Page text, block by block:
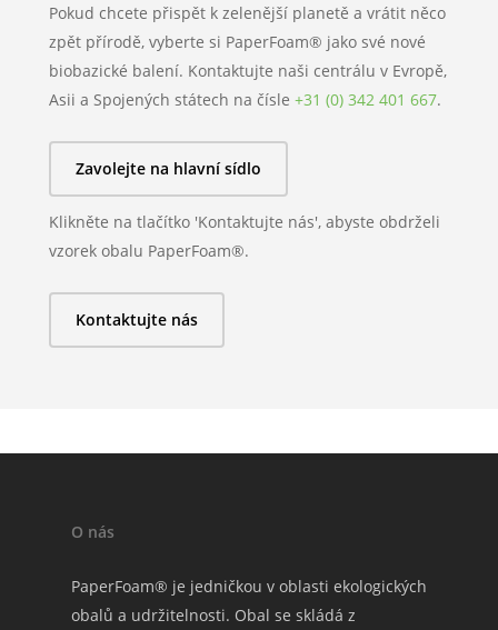
Pokud chcete přispět k zelenější planetě a vrátit něco
zpět přírodě, vyberte si PaperFoam® jako své nové
biobazické balení. Kontaktujte naši centrálu v Evropě,
Asii a Spojených státech na čísle +31 (0) 342 401 667.
Zavolejte na hlavní sídlo
Klikněte na tlačítko 'Kontaktujte nás', abyste obdrželi
vzorek obalu PaperFoam®.
Kontaktujte nás
O nás
PaperFoam® je jedničkou v oblasti ekologických
obalů a udržitelnosti. Obal se skládá z